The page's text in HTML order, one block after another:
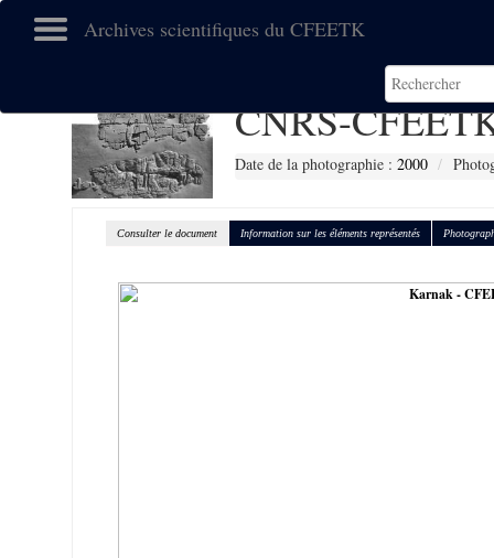
Archives scientifiques du CFEETK
CNRS-
Date de la photographie :2000
Consulter le document Information sur les éléments représentés